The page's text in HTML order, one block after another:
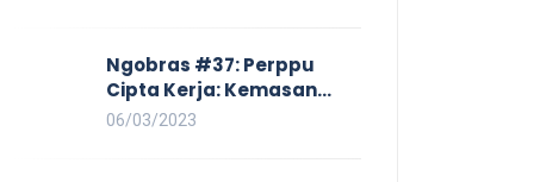
Membayangi dan
Eksploitasi di Dunia Kerja
Ngobras #37: Perppu
Cipta Kerja: Kemasan
Baru UU Cipta Kerja yang
06/03/2023